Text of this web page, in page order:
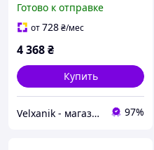
Готово к отправке
от728₴/мес
4 368₴
Купить
Velxanik - магазин мототехники, велотоваров, с/х техники, аксессуаров и запчастей 97%